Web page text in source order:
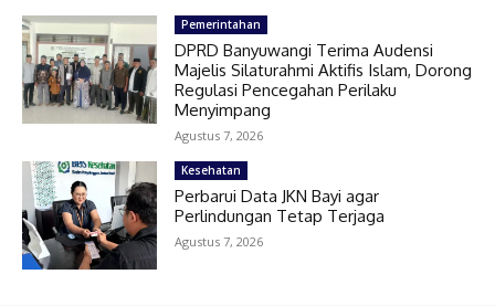
Pemerintahan
DPRD Banyuwangi Terima Audensi
Majelis Silaturahmi Aktifis Islam, Dorong
Regulasi Pencegahan Perilaku
Menyimpang
Agustus 7, 2026
Kesehatan
Perbarui Data JKN Bayi agar
Perlindungan Tetap Terjaga
Agustus 7, 2026